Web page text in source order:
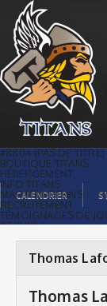
Thomas Laforge
chef chez les Titans |
témiscaming
#8804 (PAS DE TITRE)
BOUTIQUE TITANS
HÉBERGEMENT
INFO TITANS
MAGASIN TITANS
RECRUTEMENT
TÉMOIGNAGES DE
ACCUEIL
GALERIE PHOTOS
STATISTIQUES
ORGANISATION
JOUEURS
CALENDRIER
CALENDRIER
Thomas
Thomas